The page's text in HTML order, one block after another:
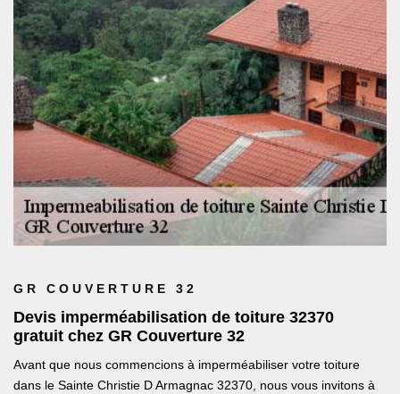
GR COUVERTURE 32
Devis imperméabilisation de toiture 32370
gratuit chez GR Couverture 32
Avant que nous commencions à imperméabiliser votre toiture
dans le Sainte Christie D Armagnac 32370, nous vous invitons à